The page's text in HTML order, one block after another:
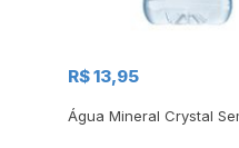
R$ 13,95
Água Mineral Crystal